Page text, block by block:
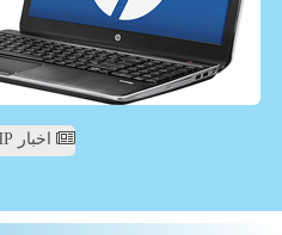
اخبار NewHP